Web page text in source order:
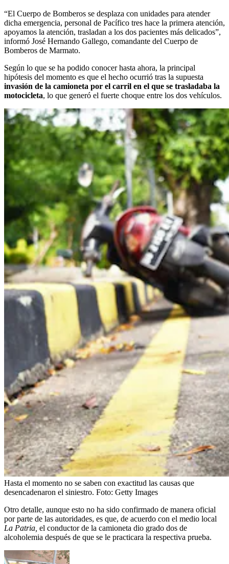
“El Cuerpo de Bomberos se desplaza con unidades para atender
dicha emergencia, personal de Pacífico tres hace la primera atención,
apoyamos la atención, trasladan a los dos pacientes más delicados”,
informó José Hernando Gallego, comandante del Cuerpo de
Bomberos de Marmato.
Según lo que se ha podido conocer hasta ahora, la principal
hipótesis del momento es que el hecho ocurrió tras la supuesta
invasión de la camioneta por el carril en el que se trasladaba la
motocicleta, lo que generó el fuerte choque entre los dos vehículos.
Hasta el momento no se saben con exactitud las causas que
desencadenaron el siniestro. Foto: Getty Images
Otro detalle, aunque esto no ha sido confirmado de manera oficial
por parte de las autoridades, es que, de acuerdo con el medio local
La Patria, el conductor de la camioneta dio grado dos de
alcoholemia después de que se le practicara la respectiva prueba.